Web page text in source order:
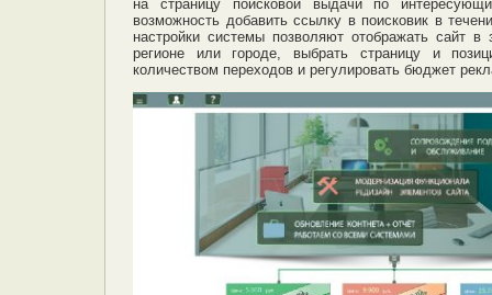
на страницу поисковой выдачи по
возможность добавить ссылку в поисковик в
настройки системы позволяют отображать сайт
регионе или городе, выбрать страницу и
количеством переходов и регулировать бюджет